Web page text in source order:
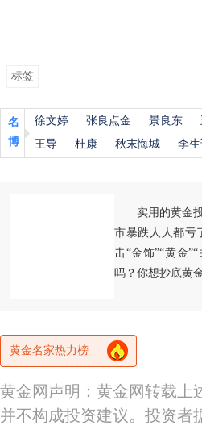
标签
名
博
徐文婷 张良点金 景良东
王导
杜康 秋末悔城 李
实用的黄金
市暴跌人人都亏
击“金饰”“黄金
吗？你想抄底黄
黄金名家热力榜
黄金网声明：黄金网转载上
并不构成投资建议。投资者